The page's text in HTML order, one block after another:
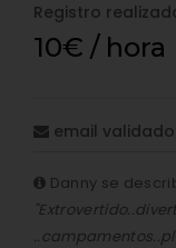
Registro
10€ / hora
email validado
Danny se